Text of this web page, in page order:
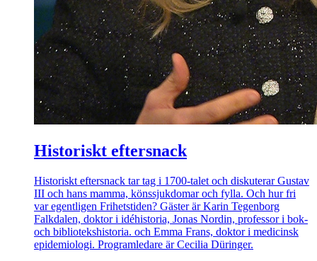
Historiskt eftersnack
Historiskt eftersnack tar tag i 1700-talet och diskuterar Gustav
III och hans mamma, könssjukdomar och fylla. Och hur fri
var egentligen Frihetstiden? Gäster är Karin Tegenborg
Falkdalen, doktor i idéhistoria, Jonas Nordin, professor i bok-
och bibliotekshistoria. och Emma Frans, doktor i medicinsk
epidemiologi. Programledare är Cecilia Düringer.